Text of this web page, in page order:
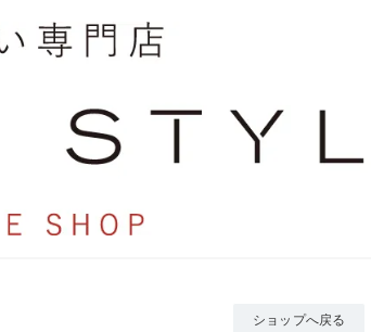
ショップへ戻る